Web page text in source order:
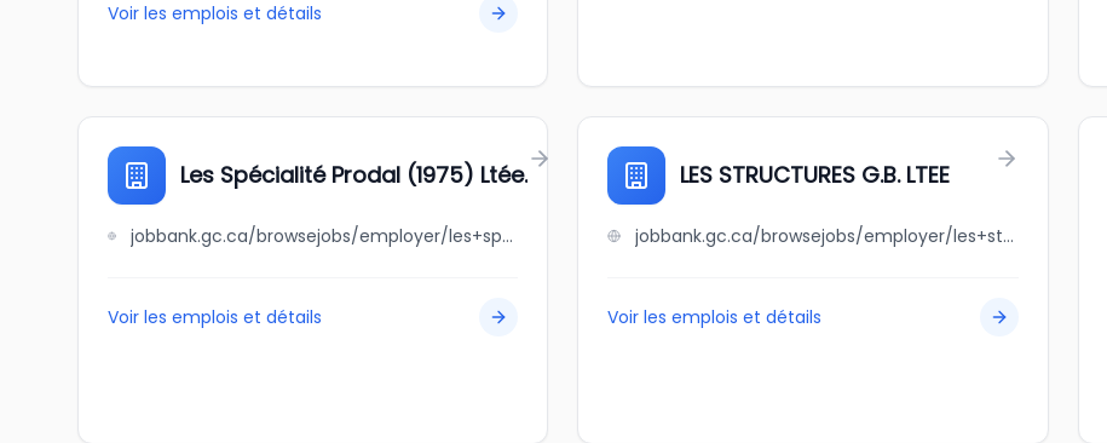
Voir les emplois et détails
Les Spécialité Prodal (1975) Ltée.
jobbank.gc.ca/browsejobs/employer/les+sp%C3%A9cialit%C3%A9+prodal+%281975%29+lt%C3%A9e./ca
Voir les emplois et détails
LES STRUCTURES G.B. LTEE
jobbank.gc.ca/browsejobs/employer/les+structures+g.b.+ltee/ca
Voir les emplois et détails